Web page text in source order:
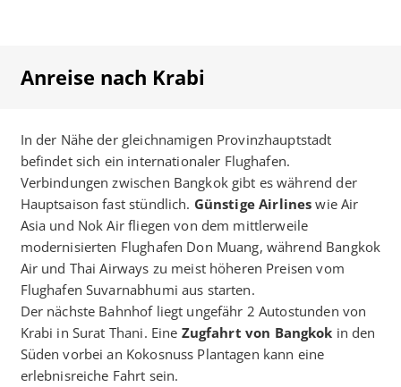
Anreise nach Krabi
In der Nähe der gleichnamigen Provinzhauptstadt
befindet sich ein internationaler Flughafen.
Verbindungen zwischen Bangkok gibt es während der
Hauptsaison fast stündlich. Günstige Airlines wie Air
Asia und Nok Air fliegen von dem mittlerweile
modernisierten Flughafen Don Muang, während Bangkok
Air und Thai Airways zu meist höheren Preisen vom
Flughafen Suvarnabhumi aus starten.
Der nächste Bahnhof liegt ungefähr 2 Autostunden von
Krabi in Surat Thani. Eine Zugfahrt von Bangkok in den
Süden vorbei an Kokosnuss Plantagen kann eine
erlebnisreiche Fahrt sein.